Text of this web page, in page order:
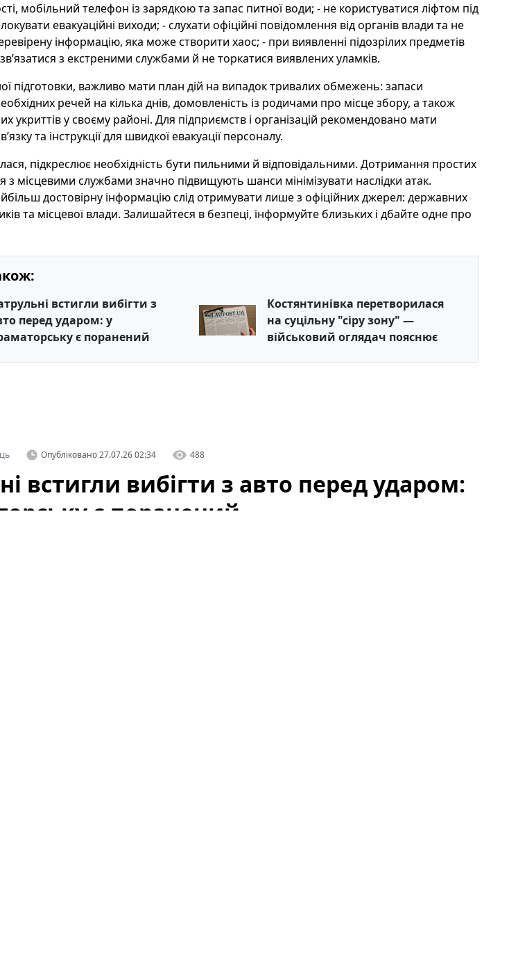
мобільний телефон із зарядкою та запас питної води; - не користуватися ліфтом під
евакуаційні виходи; - слухати офіційні повідомлення від органів влади та не
інформацію, яка може створити хаос; - при виявленні підозрілих предметів
з екстреними службами й не торкатися виявлених уламків.
підготовки, важливо мати план дій на випадок тривалих обмежень: запаси
необхідних речей на кілька днів, домовленість із родичами про місце збору, а також
укриттів у своєму районі. Для підприємств і організацій рекомендовано мати
та інструкції для швидкої евакуації персоналу.
підкреслює необхідність бути пильними й відповідальними. Дотримання простих
з місцевими службами значно підвищують шанси мінімізувати наслідки атак.
достовірну інформацію слід отримувати лише з офіційних джерел: державних
та місцевої влади. Залишайтеся в безпеці, інформуйте близьких і дбайте одне про
встигли вибігти з
перед ударом: у
є поранений
Костянтинівка перетворилася
на суцільну "сіру зону" —
військовий оглядач пояснює
Опубліковано27.07.26 02:34 488
встигли вибігти з авто перед ударом:
є поранений